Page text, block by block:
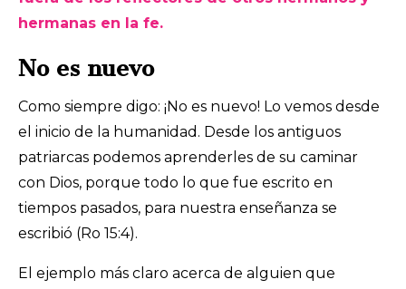
hermanas en la fe.
No es nuevo
Como siempre digo: ¡No es nuevo! Lo vemos desde
el inicio de la humanidad. Desde los antiguos
patriarcas podemos aprenderles de su caminar
con Dios, porque todo lo que fue escrito en
tiempos pasados, para nuestra enseñanza se
escribió (Ro 15:4).
El ejemplo más claro acerca de alguien que